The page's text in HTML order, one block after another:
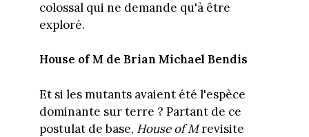
colossal qui ne demande qu'à être
exploré.
House of M de Brian Michael Bendis
Et si les mutants avaient été l'espèce
dominante sur terre ? Partant de ce
postulat de base, House of Mrevisite